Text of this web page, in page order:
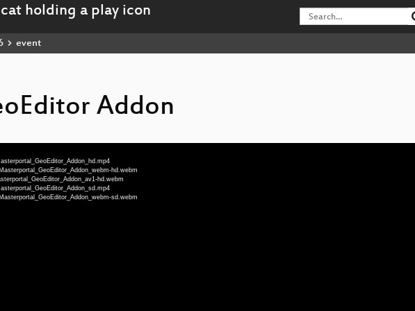
event
Addon
hd.webm
hd.webm
sd.webm